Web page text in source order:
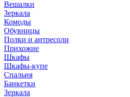
Вешалки
Зеркала
Комоды
Обувницы
Полки и антресоли
Прихожие
Шкафы
Шкафы-купе
Спальня
Банкетки
Зеркала